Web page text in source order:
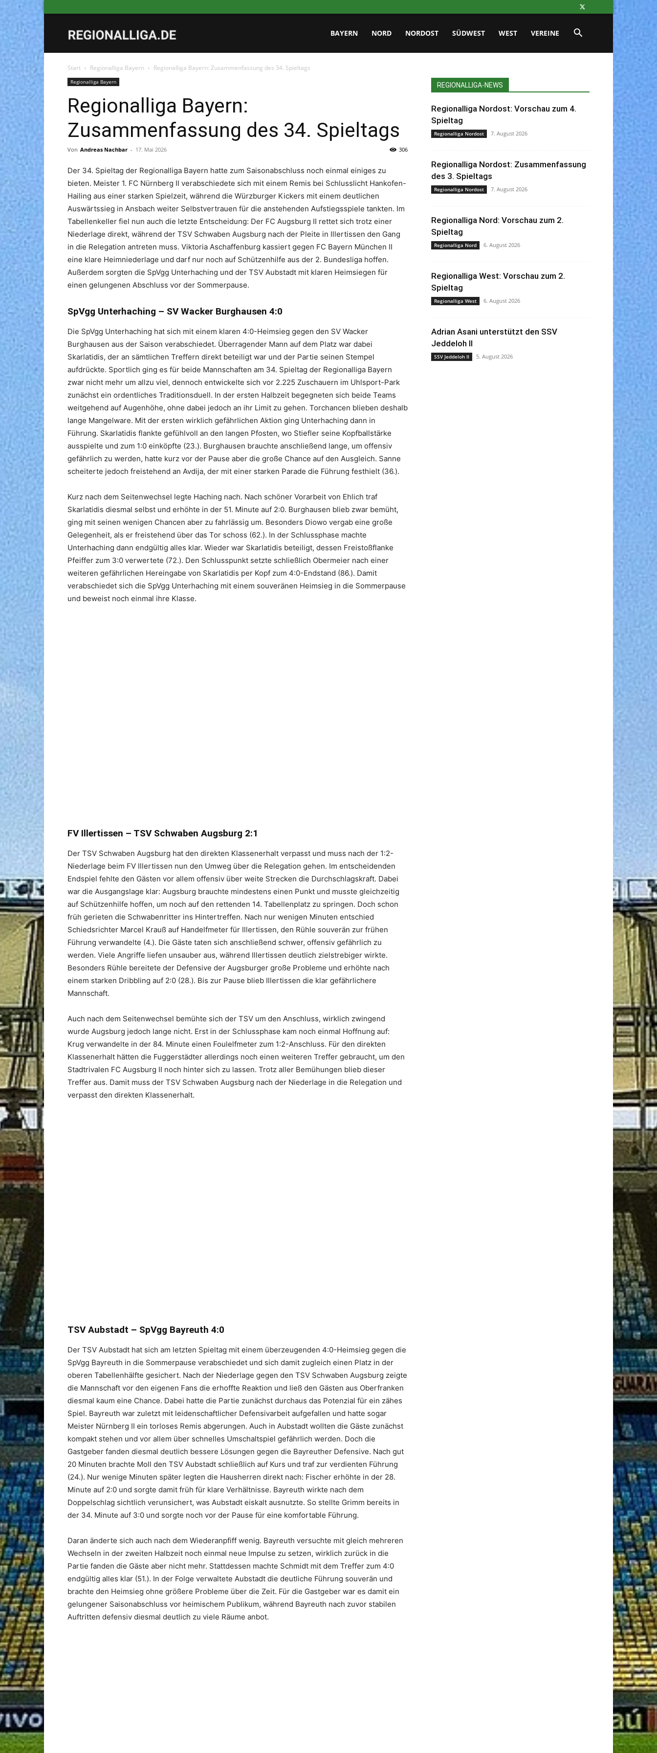
BAYERN NORD NORDOST SÜDWEST WEST VEREINE
Start Regionalliga Bayern Regionalliga Bayern: Zusammenfassung des 34. Spieltags
Regionalliga Bayern
Regionalliga Bayern:
Zusammenfassung des 34. Spieltags
Von Andreas Nachbar - 17. Mai 2026 306
Der 34. Spieltag der Regionalliga Bayern hatte zum Saisonabschluss noch einmal einiges zu
bieten. Meister 1. FC Nürnberg II verabschiedete sich mit einem Remis bei Schlusslicht Hankofen-
Hailing aus einer starken Spielzeit, während die Würzburger Kickers mit einem deutlichen
Auswärtssieg in Ansbach weiter Selbstvertrauen für die anstehenden Aufstiegsspiele tankten. Im
Tabellenkeller fiel nun auch die letzte Entscheidung: Der FC Augsburg II rettet sich trotz einer
Niederlage direkt, während der TSV Schwaben Augsburg nach der Pleite in Illertissen den Gang
in die Relegation antreten muss. Viktoria Aschaffenburg kassiert gegen FC Bayern München II
eine klare Heimniederlage und darf nur noch auf Schützenhilfe aus der 2. Bundesliga hoffen.
Außerdem sorgten die SpVgg Unterhaching und der TSV Aubstadt mit klaren Heimsiegen für
einen gelungenen Abschluss vor der Sommerpause.
SpVgg Unterhaching – SV Wacker Burghausen 4:0
Die SpVgg Unterhaching hat sich mit einem klaren 4:0-Heimsieg gegen den SV Wacker
Burghausen aus der Saison verabschiedet. Überragender Mann auf dem Platz war dabei
Skarlatidis, der an sämtlichen Treffern direkt beteiligt war und der Partie seinen Stempel
aufdrückte. Sportlich ging es für beide Mannschaften am 34. Spieltag der Regionalliga Bayern
zwar nicht mehr um allzu viel, dennoch entwickelte sich vor 2.225 Zuschauern im Uhlsport-Park
zunächst ein ordentliches Traditionsduell. In der ersten Halbzeit begegneten sich beide Teams
weitgehend auf Augenhöhe, ohne dabei jedoch an ihr Limit zu gehen. Torchancen blieben deshalb
lange Mangelware. Mit der ersten wirklich gefährlichen Aktion ging Unterhaching dann in
Führung. Skarlatidis flankte gefühlvoll an den langen Pfosten, wo Stiefler seine Kopfballstärke
ausspielte und zum 1:0 einköpfte (23.). Burghausen brauchte anschließend lange, um offensiv
gefährlich zu werden, hatte kurz vor der Pause aber die große Chance auf den Ausgleich. Sanne
scheiterte jedoch freistehend an Avdija, der mit einer starken Parade die Führung festhielt (36.).
Kurz nach dem Seitenwechsel legte Haching nach. Nach schöner Vorarbeit von Ehlich traf
Skarlatidis diesmal selbst und erhöhte in der 51. Minute auf 2:0. Burghausen blieb zwar bemüht,
ging mit seinen wenigen Chancen aber zu fahrlässig um. Besonders Diowo vergab eine große
Gelegenheit, als er freistehend über das Tor schoss (62.). In der Schlussphase machte
Unterhaching dann endgültig alles klar. Wieder war Skarlatidis beteiligt, dessen Freistoßflanke
Pfeiffer zum 3:0 verwertete (72.). Den Schlusspunkt setzte schließlich Obermeier nach einer
weiteren gefährlichen Hereingabe von Skarlatidis per Kopf zum 4:0-Endstand (86.). Damit
verabschiedet sich die SpVgg Unterhaching mit einem souveränen Heimsieg in die Sommerpause
und beweist noch einmal ihre Klasse.
FV Illertissen – TSV Schwaben Augsburg 2:1
Der TSV Schwaben Augsburg hat den direkten Klassenerhalt verpasst und muss nach der 1:2-
Niederlage beim FV Illertissen nun den Umweg über die Relegation gehen. Im entscheidenden
Endspiel fehlte den Gästen vor allem offensiv über weite Strecken die Durchschlagskraft. Dabei
war die Ausgangslage klar: Augsburg brauchte mindestens einen Punkt und musste gleichzeitig
auf Schützenhilfe hoffen, um noch auf den rettenden 14. Tabellenplatz zu springen. Doch schon
früh gerieten die Schwabenritter ins Hintertreffen. Nach nur wenigen Minuten entschied
Schiedsrichter Marcel Krauß auf Handelfmeter für Illertissen, den Rühle souverän zur frühen
Führung verwandelte (4.). Die Gäste taten sich anschließend schwer, offensiv gefährlich zu
werden. Viele Angriffe liefen unsauber aus, während Illertissen deutlich zielstrebiger wirkte.
Besonders Rühle bereitete der Defensive der Augsburger große Probleme und erhöhte nach
einem starken Dribbling auf 2:0 (28.). Bis zur Pause blieb Illertissen die klar gefährlichere
Mannschaft.
Auch nach dem Seitenwechsel bemühte sich der TSV um den Anschluss, wirklich zwingend
wurde Augsburg jedoch lange nicht. Erst in der Schlussphase kam noch einmal Hoffnung auf:
Krug verwandelte in der 84. Minute einen Foulelfmeter zum 1:2-Anschluss. Für den direkten
Klassenerhalt hätten die Fuggerstädter allerdings noch einen weiteren Treffer gebraucht, um den
Stadtrivalen FC Augsburg II noch hinter sich zu lassen. Trotz aller Bemühungen blieb dieser
Treffer aus. Damit muss der TSV Schwaben Augsburg nach der Niederlage in die Relegation und
verpasst den direkten Klassenerhalt.
TSV Aubstadt – SpVgg Bayreuth 4:0
Der TSV Aubstadt hat sich am letzten Spieltag mit einem überzeugenden 4:0-Heimsieg gegen die
SpVgg Bayreuth in die Sommerpause verabschiedet und sich damit zugleich einen Platz in der
oberen Tabellenhälfte gesichert. Nach der Niederlage gegen den TSV Schwaben Augsburg zeigte
die Mannschaft vor den eigenen Fans die erhoffte Reaktion und ließ den Gästen aus Oberfranken
diesmal kaum eine Chance. Dabei hatte die Partie zunächst durchaus das Potenzial für ein zähes
Spiel. Bayreuth war zuletzt mit leidenschaftlicher Defensivarbeit aufgefallen und hatte sogar
Meister Nürnberg II ein torloses Remis abgerungen. Auch in Aubstadt wollten die Gäste zunächst
kompakt stehen und vor allem über schnelles Umschaltspiel gefährlich werden. Doch die
Gastgeber fanden diesmal deutlich bessere Lösungen gegen die Bayreuther Defensive. Nach gut
20 Minuten brachte Moll den TSV Aubstadt schließlich auf Kurs und traf zur verdienten Führung
(24.). Nur wenige Minuten später legten die Hausherren direkt nach: Fischer erhöhte in der 28.
Minute auf 2:0 und sorgte damit früh für klare Verhältnisse. Bayreuth wirkte nach dem
Doppelschlag sichtlich verunsichert, was Aubstadt eiskalt ausnutzte. So stellte Grimm bereits in
der 34. Minute auf 3:0 und sorgte noch vor der Pause für eine komfortable Führung.
Daran änderte sich auch nach dem Wiederanpfiff wenig. Bayreuth versuchte mit gleich mehreren
Wechseln in der zweiten Halbzeit noch einmal neue Impulse zu setzen, wirklich zurück in die
Partie fanden die Gäste aber nicht mehr. Stattdessen machte Schmidt mit dem Treffer zum 4:0
endgültig alles klar (51.). In der Folge verwaltete Aubstadt die deutliche Führung souverän und
brachte den Heimsieg ohne größere Probleme über die Zeit. Für die Gastgeber war es damit ein
gelungener Saisonabschluss vor heimischem Publikum, während Bayreuth nach zuvor stabilen
Auftritten defensiv diesmal deutlich zu viele Räume anbot.
REGIONALLIGA-NEWS
Regionalliga Nordost: Vorschau zum 4.
Spieltag
Regionalliga Nordost 7. August 2026
Regionalliga Nordost: Zusammenfassung
des 3. Spieltags
Regionalliga Nordost 7. August 2026
Regionalliga Nord: Vorschau zum 2.
Spieltag
Regionalliga Nord 6. August 2026
Regionalliga West: Vorschau zum 2.
Spieltag
Regionalliga West 6. August 2026
Adrian Asani unterstützt den SSV
Jeddeloh II
SSV Jeddeloh II 5. August 2026